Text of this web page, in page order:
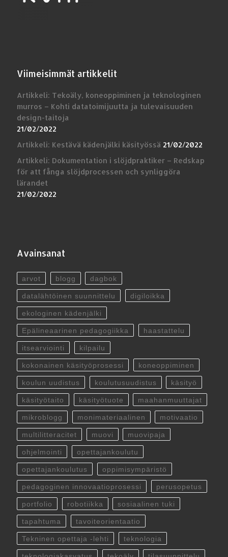
Viimeisimmät artikkelit
Artikkeli: Tekoäly, koneoppiminen ja teknologinen
murros – Kohti datatoimijuutta ja tulevaisuuden
design-taitoja
21/02/2022
Artikkeli: Kestävä kädenjälki käsityössä 21/02/2022
Artikkeli: Dokumentation i slöjdpraktiker – Redskap
för att fånga slöjdprocessen och synliggöra
lärandet
21/02/2022
Avainsanat
arvot blogg dagbok
datalähtöinen suunnittelu digiloikka
ekologinen kädenjälki
Epälineaarinen pedagogiikka haastattelu
itsearviointi kilpailu
kokonainen käsityöprosessi koneoppiminen
koulun uudistus koulutusuudistus käsityö
käsityötaito käsityötuote maahanmuuttajat
mikroblogg monimateriaalinen motivaatio
multilitteracitet muovi muovipaja
ohjelmointi opettajankoulutu
opettajankoulutus oppimisympäristö
pedagoginen innovaatioprosessi perusopetus
portfolio robotiikka sosiaalinen tuki
tapahtuma tavoiteorientaatio
Tekninen opettaja -lehti teknologia